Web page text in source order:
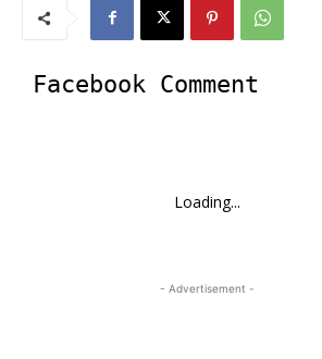
Facebook Comment
Loading...
- Advertisement -